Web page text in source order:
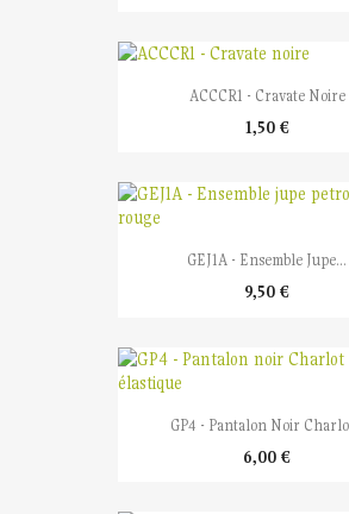
ACCCR1 - Cravate Noire
1,50 €
GEJ1A - Ensemble Jupe...
9,50 €
GP4 - Pantalon Noir
6,00 €